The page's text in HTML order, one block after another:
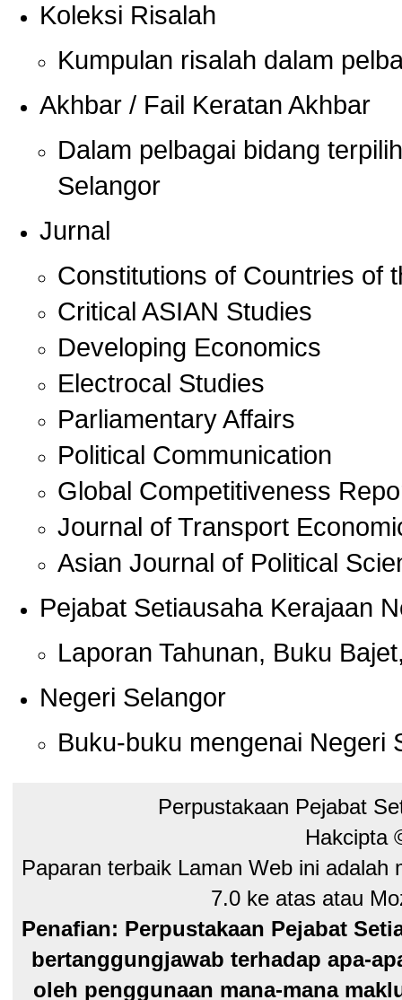
Koleksi Risalah
Kumpulan risalah dalam
Akhbar / Fail Keratan Akhbar
Dalam pelbagai bidang
Selangor
Jurnal
Constitutions of Countries of
Critical ASIAN Studies
Developing Economics
Electrocal Studies
Parliamentary Affairs
Political Communication
Global Competitiveness
Journal of Transport
Asian Journal of Political
Pejabat Setiausaha Kerajaan
Laporan Tahunan, Buku
Negeri Selangor
Buku-buku mengenai Negeri
Perpustakaan Pejabat
Hakcipta
Paparan terbaik Laman Web ini
7.0 ke atas atau
Penafian: Perpustakaan Pejabat
bertanggungjawab terhadap apa-
oleh penggunaan mana-mana